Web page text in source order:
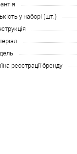
у наборі (шт.)
реєстрації бренду